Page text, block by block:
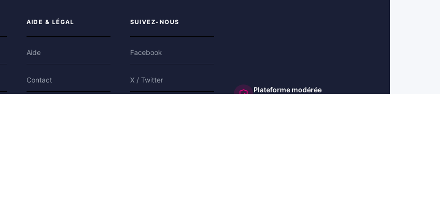
AIDE & LÉGAL
Aide
Contact
SUIVEZ-NOUS
Facebook
X / Twitter
Plateforme modérée